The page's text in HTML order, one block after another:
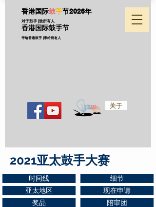
香港国际鼓手节2026年
对于鼓手 |致所有人
香港国际鼓手节
带给香港鼓手 |带给所有人
关于
2021亚太鼓手大赛
时间线
亚太地区
奖品
细节
现在申请
陪审团